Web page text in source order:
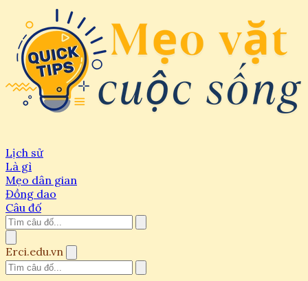
Lịch sử
Là gì
Mẹo dân gian
Đồng dao
Câu đố
Erci.edu.vn